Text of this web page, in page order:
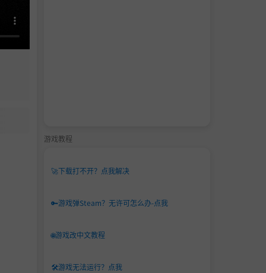
游戏教程
🚀下载打不开？点我解决
🔑游戏弹Steam？无许可怎么办-点我
🌐游戏改中文教程
🛠️游戏无法运行？点我